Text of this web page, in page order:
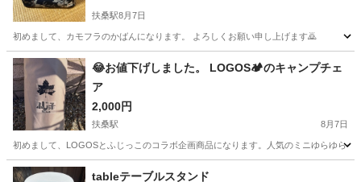
扶桑駅8月7日
初めまして、カモフラのかばんになります。 よろしくお願い申し上げます🙇
愛知 丹羽郡 扶桑駅 家庭用品
😂お値下げしました。 LOGOS🏕️のキャンプチェ
ア
2,000円
扶桑駅 8月7日
初めまして、LOGOSとふじっこのコラボ企画商品になります。人気のミニゆらゆら
愛知 丹羽郡 家庭用品 LOGOS
tableテーブルスタンド